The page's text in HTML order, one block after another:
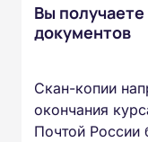
Вы
документов
Скан-копии
окончания
Почтой России